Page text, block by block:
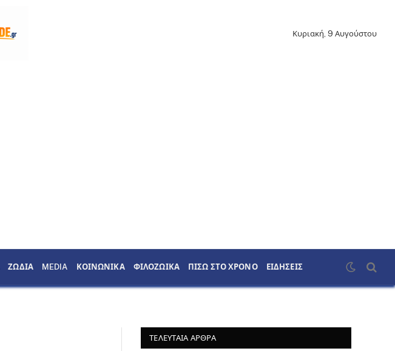
Κυριακή, 9 Αυγούστου
ΖΩΔΙΑ MEDIA ΚΟΙΝΩΝΙΚΑ ΦΙΛΟΖΩΙΚΑ ΠΙΣΩ ΣΤΟ ΧΡΟΝΟ ΕΙΔΗΣΕΙΣ
ΤΕΛΕΥΤΑΙΑ ΑΡΘΡΑ